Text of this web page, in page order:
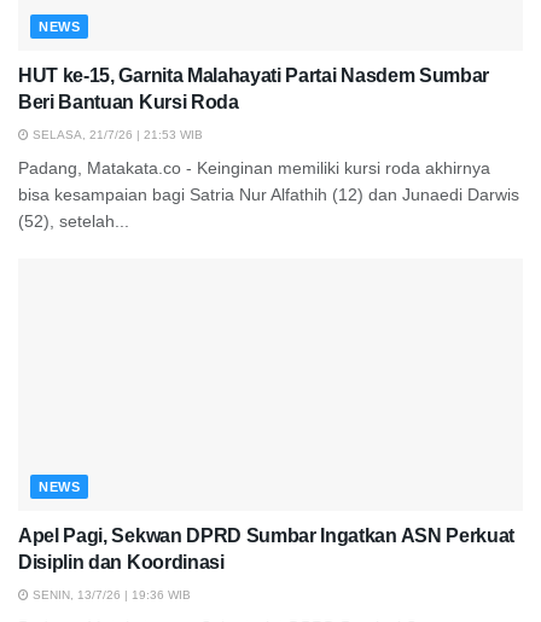
NEWS
HUT ke-15, Garnita Malahayati Partai Nasdem Sumbar
Beri Bantuan Kursi Roda
SELASA, 21/7/26 | 21:53 WIB
Padang, Matakata.co - Keinginan memiliki kursi roda akhirnya
bisa kesampaian bagi Satria Nur Alfathih (12) dan Junaedi Darwis
(52), setelah...
NEWS
Apel Pagi, Sekwan DPRD Sumbar Ingatkan ASN Perkuat
Disiplin dan Koordinasi
SENIN, 13/7/26 | 19:36 WIB